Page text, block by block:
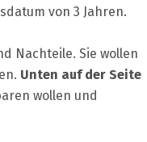
von 3 Jahren.
Nachteile. Sie wollen
Unten auf der Seite
wollen und